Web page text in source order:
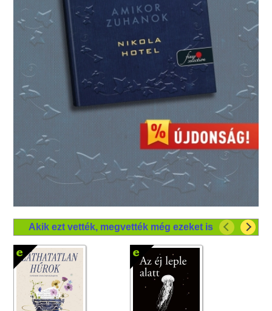
Akik ezt vették, megvették még ezeket is